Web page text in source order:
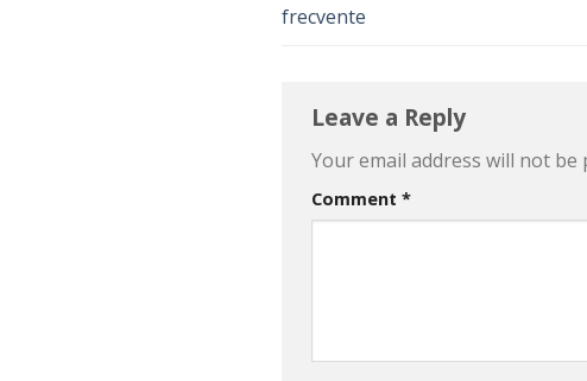
frecvente
Leave a Reply
Your email address will not be
Comment *